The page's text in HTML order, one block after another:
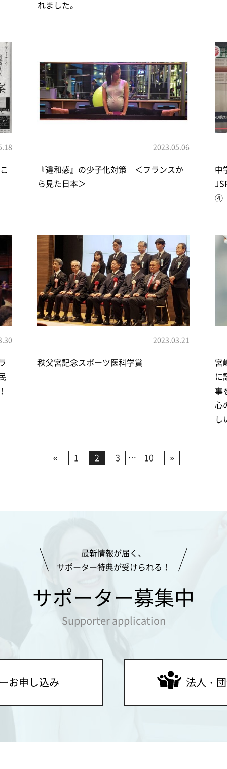
れました。
2023.05.06
『違和感』の少子化対策 ＜フランスか
ら見た日本＞
中
④
2023.03.21
秩父宮記念スポーツ医科学賞
宮
に
事
心
し
« 1 2 3 … 10 »
最新情報が届く、
サポーター特典が受けられる！
サポーター募集中
Supporter application
お申し込み 法人・